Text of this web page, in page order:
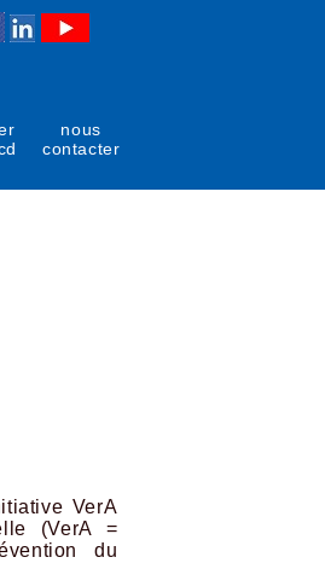
nous
contacter
VerA
(VerA =
du